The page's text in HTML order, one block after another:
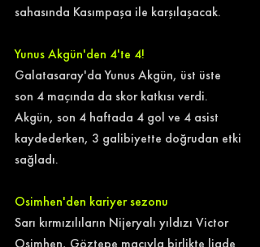
sahasında Kasımpaşa ile karşılaşacak.
Yunus Akgün'den 4'te 4!
Galatasaray'da Yunus Akgün, üst üste
son 4 maçında da skor katkısı verdi.
Akgün, son 4 haftada 4 gol ve 4 asist
kaydederken, 3 galibiyette doğrudan etki
sağladı.
Osimhen'den kariyer sezonu
Sarı kırmızılıların Nijeryalı yıldızı Victor
Osimhen, Göztepe maçıyla birlikte ligde